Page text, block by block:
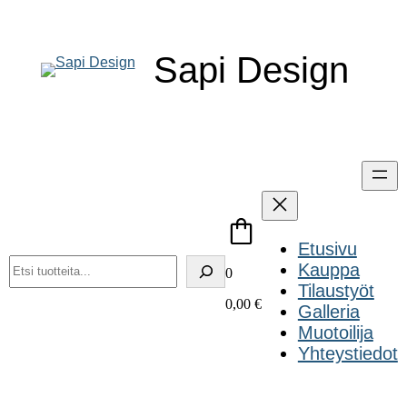
Sapi Design
0
0,00 €
Etusivu
Kauppa
Tilaustyöt
Galleria
Muotoilija
Yhteystiedot